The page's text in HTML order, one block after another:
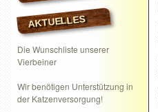
AKTUELLES
Die Wunschliste unserer
Vierbeiner
Wir benötigen Unterstützung in
der Katzenversorgung!